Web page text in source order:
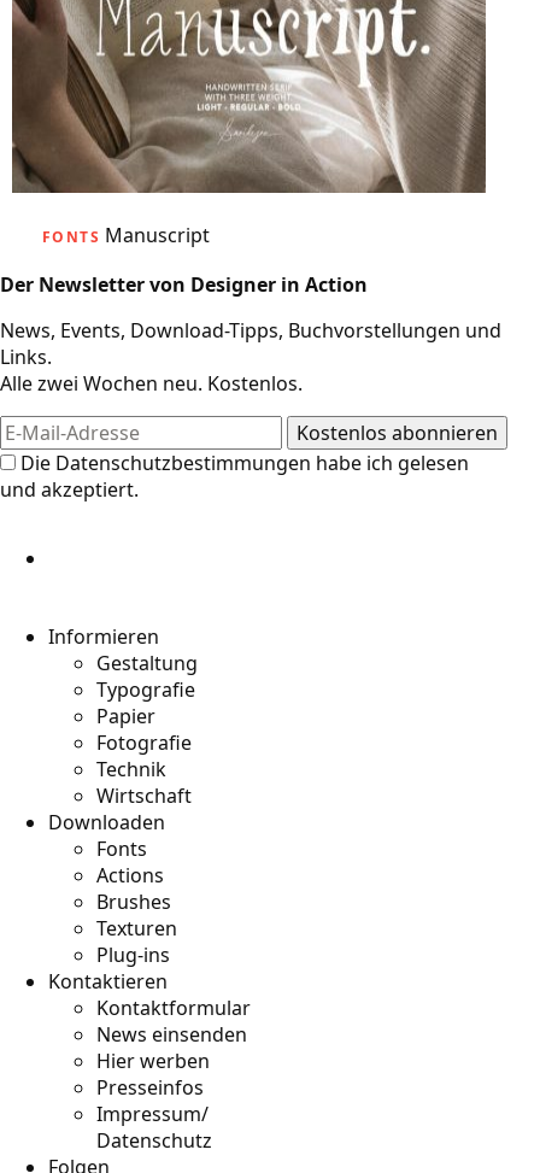
FONTS Manuscript
Der Newsletter von Designer in Action
News, Events, Download-Tipps, Buchvorstellungen und
Links.
Alle zwei Wochen neu. Kostenlos.
Die Datenschutzbestimmungen habe ich gelesen
und akzeptiert.
Informieren
Gestaltung
Typografie
Papier
Fotografie
Technik
Wirtschaft
Downloaden
Fonts
Actions
Brushes
Texturen
Plug-ins
Kontaktieren
Kontaktformular
News einsenden
Hier werben
Presseinfos
Impressum/
Datenschutz
Folgen